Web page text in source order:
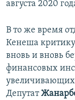
августа 2020
В то же время
Кенеша
вновь и вновь
финансовых
Депутат